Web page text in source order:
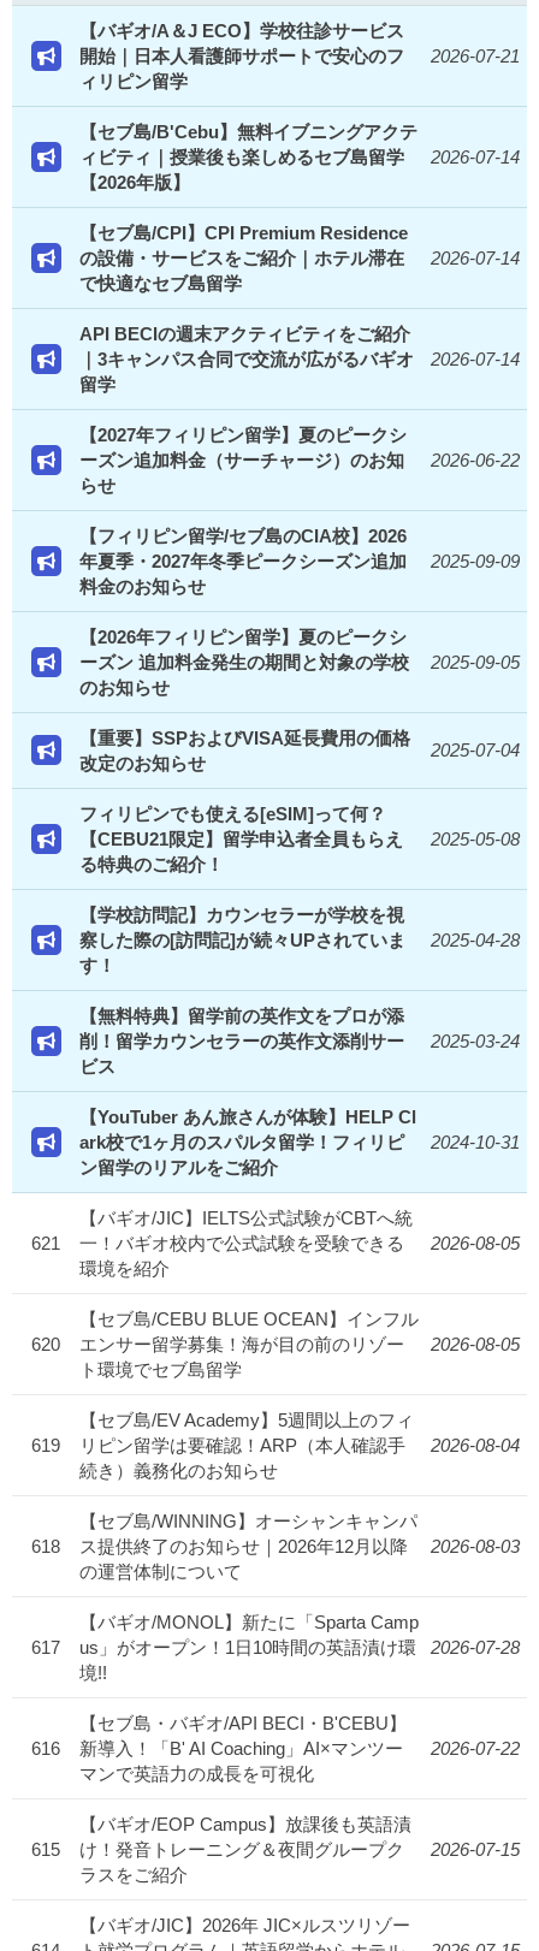
【バギオ/A＆J ECO】学校往診サービス
開始｜日本人看護師サポートで安心のフ
ィリピン留学
2026-07-21
【セブ島/B'Cebu】無料イブニングアクテ
ィビティ｜授業後も楽しめるセブ島留学
【2026年版】
2026-07-14
【セブ島/CPI】CPI Premium Residence
の設備・サービスをご紹介｜ホテル滞在
で快適なセブ島留学
2026-07-14
API BECIの週末アクティビティをご紹介
｜3キャンパス合同で交流が広がるバギオ
留学
2026-07-14
【2027年フィリピン留学】夏のピークシ
ーズン追加料金（サーチャージ）のお知
らせ
2026-06-22
【フィリピン留学/セブ島のCIA校】2026
年夏季・2027年冬季ピークシーズン追加
料金のお知らせ
2025-09-09
【2026年フィリピン留学】夏のピークシ
ーズン 追加料金発生の期間と対象の学校
のお知らせ
2025-09-05
【重要】SSPおよびVISA延長費用の価格
改定のお知らせ
2025-07-04
フィリピンでも使える[eSIM]って何？
【CEBU21限定】留学申込者全員もらえ
る特典のご紹介！
2025-05-08
【学校訪問記】カウンセラーが学校を視
察した際の[訪問記]が続々UPされていま
す！
2025-04-28
【無料特典】留学前の英作文をプロが添
削！留学カウンセラーの英作文添削サー
ビス
2025-03-24
【YouTuber あん旅さんが体験】HELP Cl
ark校で1ヶ月のスパルタ留学！フィリピ
ン留学のリアルをご紹介
2024-10-31
621
【バギオ/JIC】IELTS公式試験がCBTへ統
一！バギオ校内で公式試験を受験できる
環境を紹介
2026-08-05
620
【セブ島/CEBU BLUE OCEAN】インフル
エンサー留学募集！海が目の前のリゾー
ト環境でセブ島留学
2026-08-05
619
【セブ島/EV Academy】5週間以上のフィ
リピン留学は要確認！ARP（本人確認手
続き）義務化のお知らせ
2026-08-04
618
【セブ島/WINNING】オーシャンキャンパ
ス提供終了のお知らせ｜2026年12月以降
の運営体制について
2026-08-03
617
【バギオ/MONOL】新たに「Sparta Camp
us」がオープン！1日10時間の英語漬け環
境!!
2026-07-28
616
【セブ島・バギオ/API BECI・B'CEBU】
新導入！「B' AI Coaching」AI×マンツー
マンで英語力の成長を可視化
2026-07-22
615
【バギオ/EOP Campus】放課後も英語漬
け！発音トレーニング＆夜間グループク
ラスをご紹介
2026-07-15
【バギオ/JIC】2026年 JIC×ルスツリゾー